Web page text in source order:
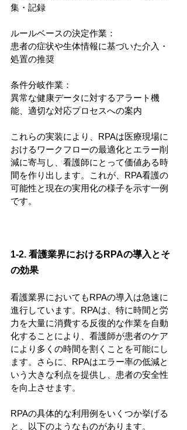
集・記録
ルールベースの決定作業：
患者の症状や生体情報に基づいた介入・
処置の推奨
条件分岐作業：
異常な健康データに対するアラート機
能、適切な対応プロセスへの案内
これらの実装により、RPAは医療現場に
おけるワークフローの最適化とエラー削
減に寄与し、看護師にとって価値ある時
間を作り出します。これが、RPA看護の
可能性と現在の実用化の様子を示す一例
です。
1-2. 看護業界におけるRPAの導入とそ
の効果
看護業界においてもRPAの導入は急速に
進行しています。RPAは、特に時間と労
力を大量に消費する反復的な作業を自動
化することにより、看護師が患者のケア
により多くの時間を割くことを可能にし
ます。さらに、RPAはエラー率の低減と
いう大きな利点を提供し、患者の安全性
を向上させます。
RPAの具体的な利用例をいくつか挙げる
と、以下のようなものがあります。